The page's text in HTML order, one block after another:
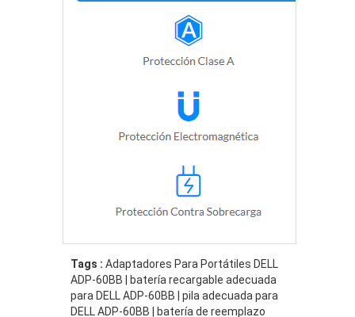
Tags : Adaptadores Para Portátiles DELL
ADP-60BB | batería recargable adecuada
para DELL ADP-60BB | pila adecuada para
DELL ADP-60BB | batería de reemplazo